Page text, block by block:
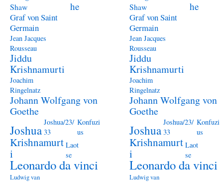
Shaw
he
Graf von Saint
Germain
Jean Jacques
Rousseau
Jiddu
Krishnamurti
Joachim
Ringelnatz
Johann Wolfgang von
Goethe
Joshua
Joshua/23/
33
Konfuzi
us
Krishnamurt
i
Laot
se
Leonardo da vinci
Ludwig van
Shaw
he
Graf von Saint
Germain
Jean Jacques
Rousseau
Jiddu
Krishnamurti
Joachim
Ringelnatz
Johann Wolfgang von
Goethe
Joshua
Joshua/23/
33
Konfuzi
us
Krishnamurt
i
Laot
se
Leonardo da vinci
Ludwig van